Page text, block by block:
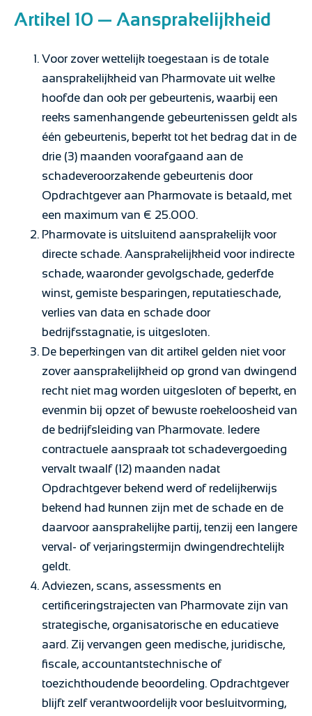
Artikel 10 — Aansprakelijkheid
Voor zover wettelijk toegestaan is de totale
aansprakelijkheid van Pharmovate uit welke
hoofde dan ook per gebeurtenis, waarbij een
reeks samenhangende gebeurtenissen geldt als
één gebeurtenis, beperkt tot het bedrag dat in de
drie (3) maanden voorafgaand aan de
schadeveroorzakende gebeurtenis door
Opdrachtgever aan Pharmovate is betaald, met
een maximum van € 25.000.
Pharmovate is uitsluitend aansprakelijk voor
directe schade. Aansprakelijkheid voor indirecte
schade, waaronder gevolgschade, gederfde
winst, gemiste besparingen, reputatieschade,
verlies van data en schade door
bedrijfsstagnatie, is uitgesloten.
De beperkingen van dit artikel gelden niet voor
zover aansprakelijkheid op grond van dwingend
recht niet mag worden uitgesloten of beperkt, en
evenmin bij opzet of bewuste roekeloosheid van
de bedrijfsleiding van Pharmovate. Iedere
contractuele aanspraak tot schadevergoeding
vervalt twaalf (12) maanden nadat
Opdrachtgever bekend werd of redelijkerwijs
bekend had kunnen zijn met de schade en de
daarvoor aansprakelijke partij, tenzij een langere
verval- of verjaringstermijn dwingendrechtelijk
geldt.
Adviezen, scans, assessments en
certificeringstrajecten van Pharmovate zijn van
strategische, organisatorische en educatieve
aard. Zij vervangen geen medische, juridische,
fiscale, accountantstechnische of
toezichthoudende beoordeling. Opdrachtgever
blijft zelf verantwoordelijk voor besluitvorming,